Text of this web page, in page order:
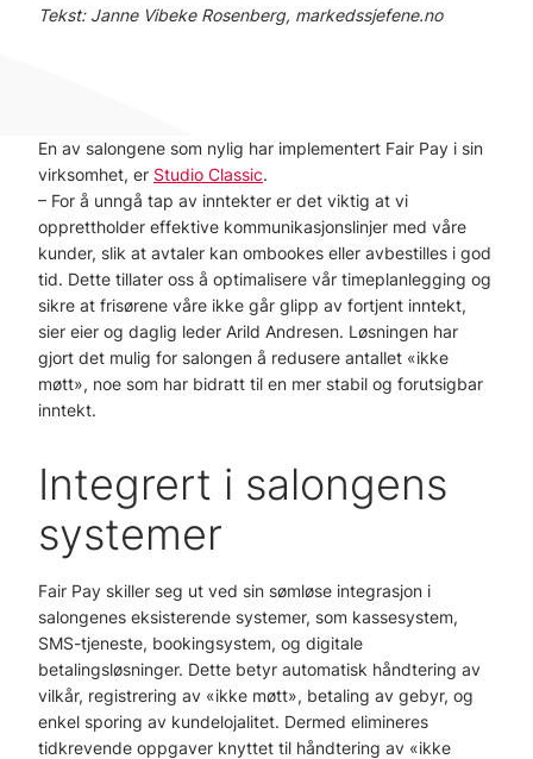
Tekst: Janne Vibeke Rosenberg, markedssjefene.no
En av salongene som nylig har implementert Fair Pay i sin
virksomhet, er Studio Classic.
– For å unngå tap av inntekter er det viktig at vi
opprettholder effektive kommunikasjonslinjer med våre
kunder, slik at avtaler kan ombookes eller avbestilles i god
tid. Dette tillater oss å optimalisere vår timeplanlegging og
sikre at frisørene våre ikke går glipp av fortjent inntekt,
sier eier og daglig leder Arild Andresen. Løsningen har
gjort det mulig for salongen å redusere antallet «ikke
møtt», noe som har bidratt til en mer stabil og forutsigbar
inntekt.
Integrert i salongens
systemer
Fair Pay skiller seg ut ved sin sømløse integrasjon i
salongenes eksisterende systemer, som kassesystem,
SMS-tjeneste, bookingsystem, og digitale
betalingsløsninger. Dette betyr automatisk håndtering av
vilkår, registrering av «ikke møtt», betaling av gebyr, og
enkel sporing av kundelojalitet. Dermed elimineres
tidkrevende oppgaver knyttet til håndtering av «ikke